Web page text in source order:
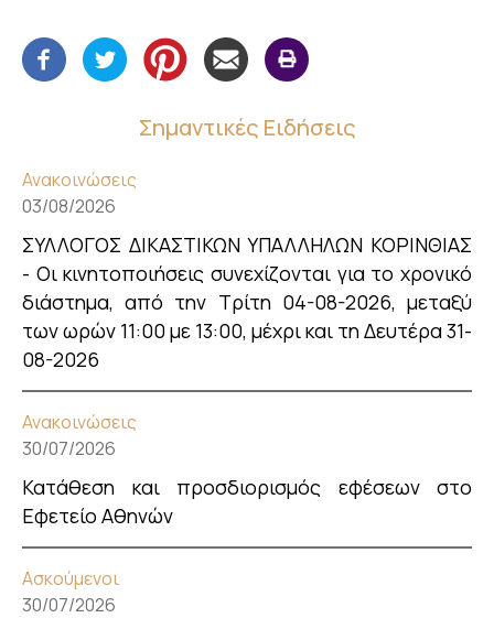
Σημαντικές Ειδήσεις
Ανακοινώσεις
03/08/2026
ΣΥΛΛΟΓΟΣ ΔΙΚΑΣΤΙΚΩΝ ΥΠΑΛΛΗΛΩΝ ΚΟΡΙΝΘΙΑΣ
- Οι κινητοποιήσεις συνεχίζονται για το χρονικό
διάστημα, από την Τρίτη 04-08-2026, μεταξύ
των ωρών 11:00 με 13:00, μέχρι και τη Δευτέρα 31-
08-2026
Ανακοινώσεις
30/07/2026
Κατάθεση και προσδιορισμός εφέσεων στο
Εφετείο Αθηνών
Ασκούμενοι
30/07/2026